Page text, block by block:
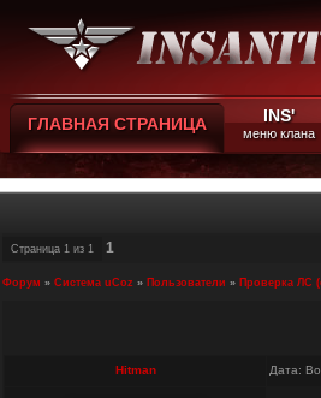
ГЛАВНАЯ СТРАНИЦА INS'
меню клана
Страница 1 из 1 1
Форум » Система uCoz » Пользователи » Проверка ЛС
Hitman Дата: